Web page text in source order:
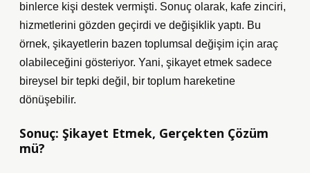
binlerce kişi destek vermişti. Sonuç olarak, kafe zinciri,
hizmetlerini gözden geçirdi ve değişiklik yaptı. Bu
örnek, şikayetlerin bazen toplumsal değişim için araç
olabileceğini gösteriyor. Yani, şikayet etmek sadece
bireysel bir tepki değil, bir toplum hareketine
dönüşebilir.
Sonuç: Şikayet Etmek, Gerçekten Çözüm
mü?